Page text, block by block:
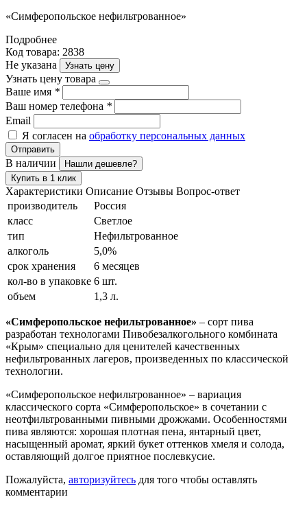
«Симферопольское нефильтрованное»
Подробнее
Код товара: 2838
Не указана
Узнать цену
Узнать цену товара
Ваше имя *
Ваш номер телефона *
Email
Я согласен на обработку персональных данных
Отправить
В наличии
Нашли дешевле?
Купить в 1 клик
Характеристики Описание Отзывы Вопрос-ответ
производитель
Россия
класс
Светлое
тип
Нефильтрованное
алкоголь
5,0%
срок хранения
6 месяцев
кол-во в упаковке 6 шт.
объем
1,3 л.
«Симферопольское нефильтрованное» – сорт пива
разработан технологами Пивобезалкогольного комбината
«Крым» специально для ценителей качественных
нефильтрованных лагеров, произведенных по классической
технологии.
«Симферопольское нефильтрованное» – вариация
классического сорта «Симферопольское» в сочетании с
неотфильтрованными пивными дрожжами. Особенностями
пива являются: хорошая плотная пена, янтарный цвет,
насыщенный аромат, яркий букет оттенков хмеля и солода,
оставляющий долгое приятное послевкусие.
Пожалуйста, авторизуйтесь для того чтобы оставлять
комментарии